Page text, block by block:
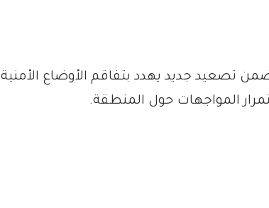
تصعيد جديد يهدد بتفاقم الأوضاع الأمنية
المواجهات حول المنطقة.